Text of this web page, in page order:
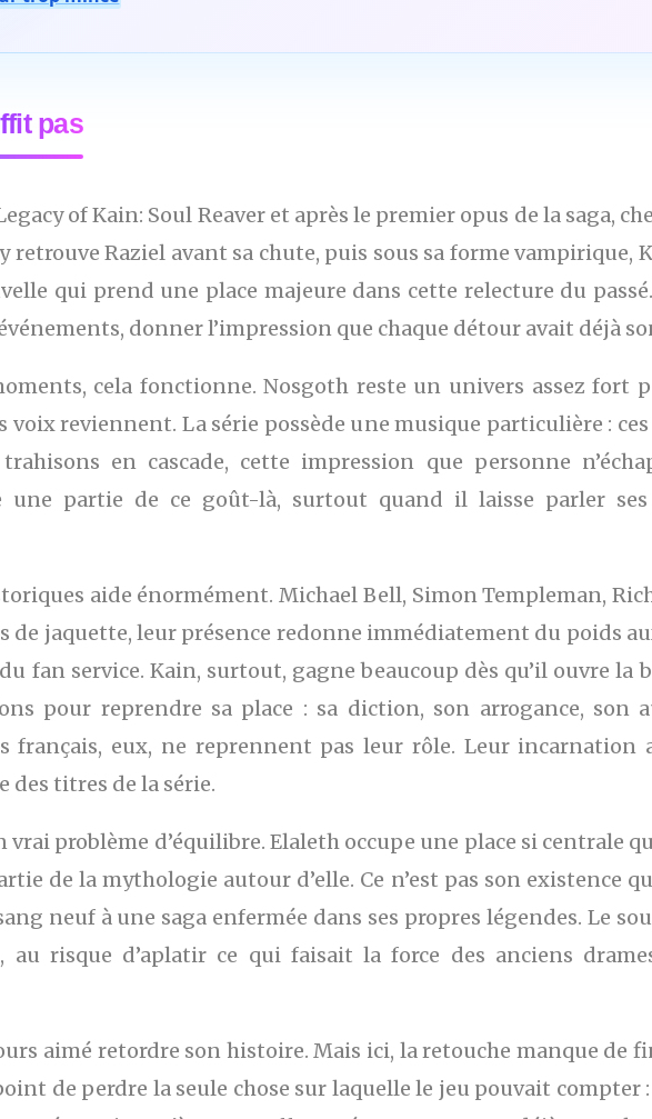
pas
of Kain: Soul Reaver et après le premier opus de la saga,
retrouve Raziel avant sa chute, puis sous sa forme vampirique,
qui prend une place majeure dans cette relecture du
donner l’impression que chaque détour avait déjà
cela fonctionne. Nosgoth reste un univers assez fort
voix reviennent. La série possède une musique particulière :
en cascade, cette impression que personne
une partie de ce goût-là, surtout quand il laisse parler
aide énormément. Michael Bell, Simon Templeman,
de jaquette, leur présence redonne immédiatement du poids
fan service. Kain, surtout, gagne beaucoup dès qu’il ouvre la
pour reprendre sa place : sa diction, son arrogance, son
français, eux, ne reprennent pas leur rôle. Leur incarnation
des titres de la série.
vrai problème d’équilibre. Elaleth occupe une place si centrale
de la mythologie autour d’elle. Ce n’est pas son existence
neuf à une saga enfermée dans ses propres légendes. Le
au risque d’aplatir ce qui faisait la force des anciens
aimé retordre son histoire. Mais ici, la retouche manque de
de perdre la seule chose sur laquelle le jeu pouvait compter